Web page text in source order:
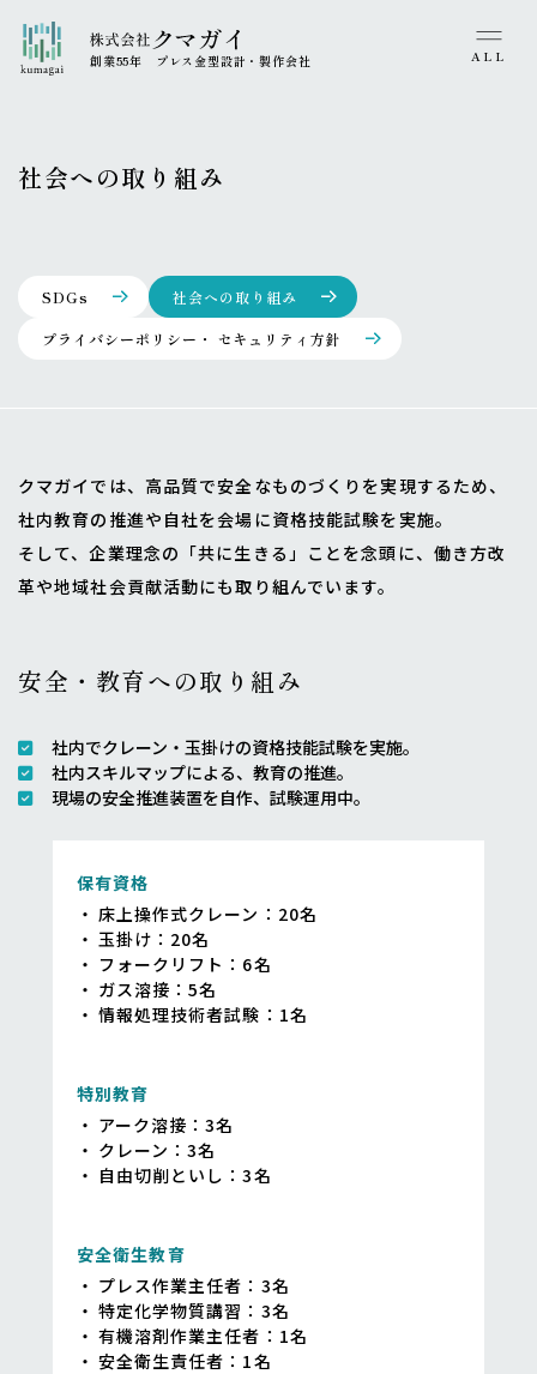
創業55年 プレス金型設計・製作会社
金型見込み応援！データ提供サービス
金型仕上げ応援！修理･改造･精度調整サービス
製品実績紹介
Feature
クマガイの強み
Company
SDGs
Recruit
Japanese English
© KUMAGAI.
ALL
社会への取り組み
SDGs 社会への取り組み
プライバシーポリシー・ セキュリティ方針
クマガイでは、高品質で安全なものづくりを実現するため、
社内教育の推進や自社を会場に資格技能試験を実施。
そして、企業理念の「共に生きる」ことを念頭に、働き方改
革や地域社会貢献活動にも取り組んでいます。
安全・教育への取り組み
社内でクレーン・玉掛けの資格技能試験を実施。
社内スキルマップによる、教育の推進。
現場の安全推進装置を自作、試験運用中。
保有資格
床上操作式クレーン：20名
玉掛け：20名
フォークリフト：6名
ガス溶接：5名
情報処理技術者試験：1名
特別教育
アーク溶接：3名
クレーン：3名
自由切削といし：3名
安全衛生教育
プレス作業主任者：3名
特定化学物質講習：3名
有機溶剤作業主任者：1名
安全衛生責任者：1名